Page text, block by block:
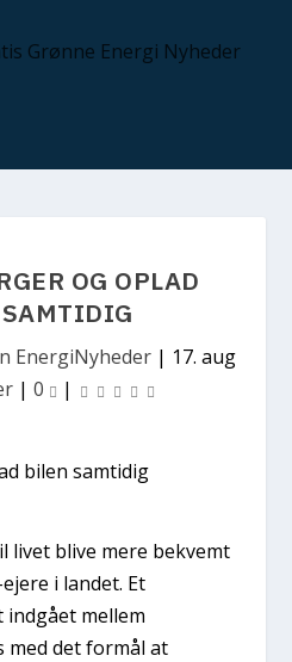
OG OPLAD
EnergiNyheder | 17. aug
| 0 |
livet blive mere bekvemt
i landet. Et
mellem
med det formål at